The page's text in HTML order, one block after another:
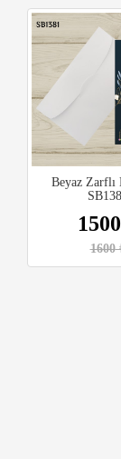
Beyaz Zarflı
1500
1600